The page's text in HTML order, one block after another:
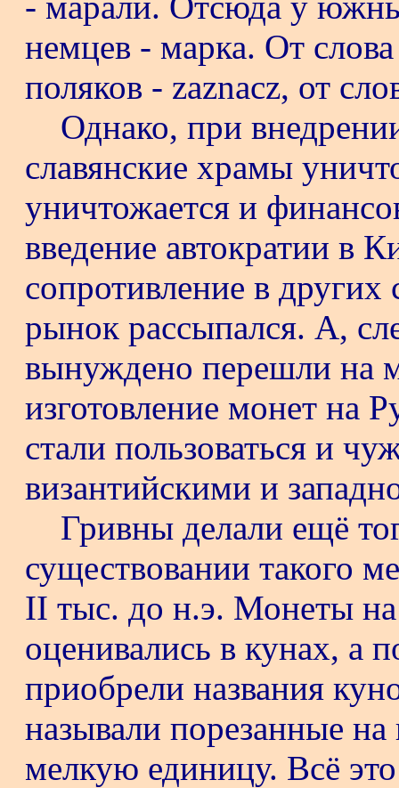
немцев - марка. От
поляков - zaznacz, от
Однако, при
славянские храмы
уничтожается и
введение автократии в
сопротивление в
рынок рассыпался. А,
вынуждено перешли на
изготовление монет на
стали пользоваться и
византийскими и
Гривны делали ещё
существовании такого
II тыс. до н.э. Монеты
оценивались в кунах, а
приобрели названия
называли порезанные
мелкую единицу. Всё